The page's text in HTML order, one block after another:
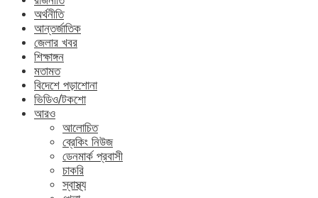
অর্থনীতি
আন্তর্জাতিক
জেলার খবর
শিক্ষাঙ্গন
মতামত
বিদেশে পড়াশোনা
ভিডিও/টকশো
আরও
আলোচিত
ব্রেকিং নিউজ
ডেনমার্ক প্রবাসী
চাকরি
স্বাস্থ্য